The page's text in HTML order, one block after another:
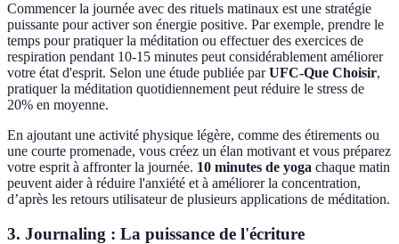
Commencer la journée avec des rituels matinaux est une stratégie
puissante pour activer son énergie positive. Par exemple, prendre le
temps pour pratiquer la méditation ou effectuer des exercices de
respiration pendant 10-15 minutes peut considérablement améliorer
votre état d'esprit. Selon une étude publiée parUFC-Que Choisir,
pratiquer la méditation quotidiennement peut réduire le stress de
20% en moyenne.
En ajoutant une activité physique légère, comme des étirements ou
une courte promenade, vous créez un élan motivant et vous préparez
votre esprit à affronter la journée. 10 minutes de yoga chaque matin
peuvent aider à réduire l'anxiété et à améliorer la concentration,
d’après les retours utilisateur de plusieurs applications de méditation.
3. Journaling : La puissance de l'écriture